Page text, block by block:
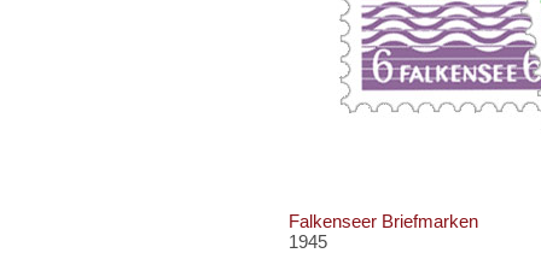
Falkenseer Briefmarken
1945